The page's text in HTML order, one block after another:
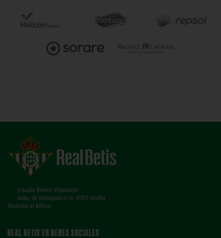
Estadio Benito Villamarín
Avda. de Heliópolis s/n, 41012 Sevilla
Atención al Bético
REAL BETIS EN REDES SOCIALES